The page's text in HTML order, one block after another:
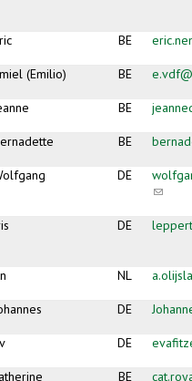
BE
(Emilio) BE
BE
BE
DE
(link
e-
DE
NL
DE
DE
BE